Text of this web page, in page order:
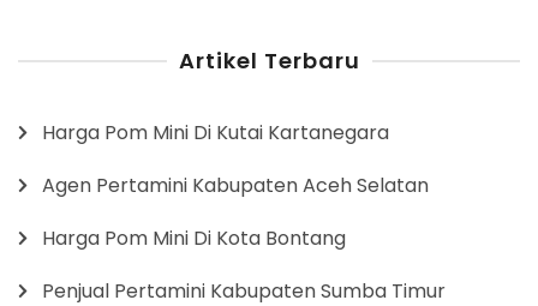
Artikel Terbaru
Harga Pom Mini Di Kutai Kartanegara
Agen Pertamini Kabupaten Aceh Selatan
Harga Pom Mini Di Kota Bontang
Penjual Pertamini Kabupaten Sumba Timur